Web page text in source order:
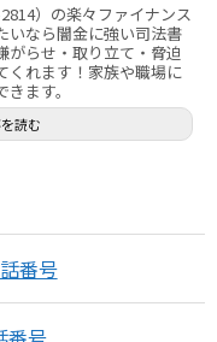
）の楽々ファイナンス
いなら闇金に強い司法書
がらせ・取り立て・脅迫
くれます！家族や職場に
ます。
読む
番号